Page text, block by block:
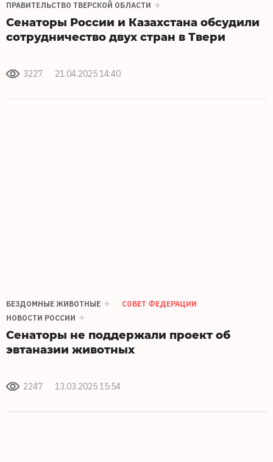
ПРАВИТЕЛЬСТВО ТВЕРСКОЙ ОБЛАСТИ
Сенаторы России и Казахстана обсудили
сотрудничество двух стран в Твери
3227 21.04.2025 14:40
БЕЗДОМНЫЕ ЖИВОТНЫЕ
СОВЕТ ФЕДЕРАЦИИ
НОВОСТИ РОССИИ
Сенаторы не поддержали проект об
эвтаназии животных
2247 13.03.2025 15:54